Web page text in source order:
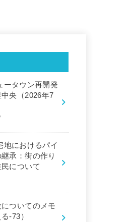
ータウン再開発
央（2026年7
地におけるパイ
承：街の作り
について
ついてのメモ
-73）